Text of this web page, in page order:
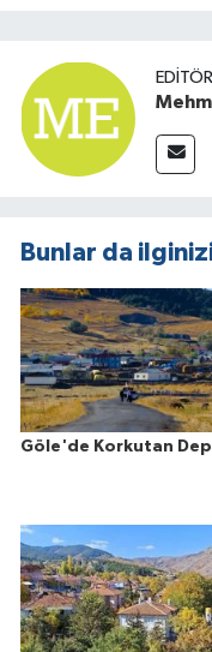
Bunlar da
Göle'de Korkutan